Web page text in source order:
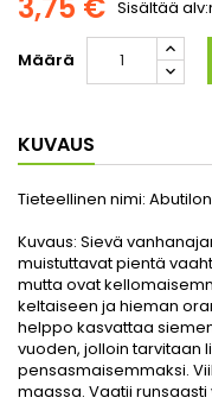
Sisältää
Määrä
KUVAUS
Tieteellinen nimi:
Kuvaus: Sievä
muistuttavat pientä
mutta ovat
keltaiseen ja hieman
helppo kasvattaa
vuoden, jolloin tarvitaan
pensasmaisemmaksi.
maassa. Vaatii